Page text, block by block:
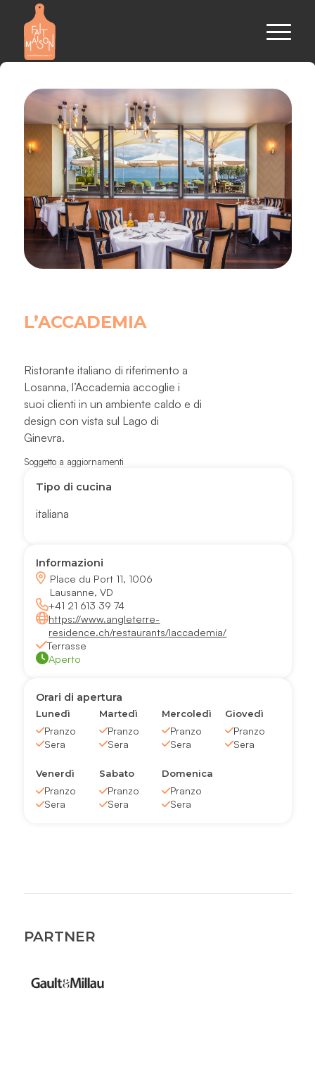
L’ACCADEMIA
Ristorante italiano di riferimento a
Losanna, l’Accademia accoglie i
suoi clienti in un ambiente caldo e di
design con vista sul Lago di
Ginevra.
Soggetto a aggiornamenti
Tipo di cucina
italiana
Informazioni
Place du Port 11, 1006
Lausanne, VD
+41 21 613 39 74
https://www.angleterre-
residence.ch/restaurants/laccademia/
Terrasse
Aperto
Orari di apertura
Lunedì
Pranzo
Sera
Martedì
Pranzo
Sera
Mercoledì
Pranzo
Sera
Giovedì
Pranzo
Sera
Venerdì
Pranzo
Sera
Sabato
Pranzo
Sera
Domenica
Pranzo
Sera
PARTNER